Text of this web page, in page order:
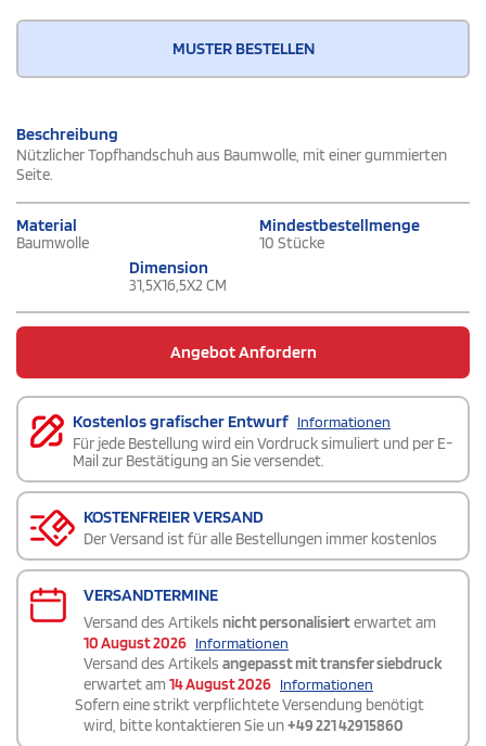
MUSTER BESTELLEN
Beschreibung
Nützlicher Topfhandschuh aus Baumwolle, mit einer gummierten
Seite.
Material
Baumwolle
Mindestbestellmenge
10 Stücke
Dimension
31,5X16,5X2 CM
Angebot Anfordern
Kostenlos grafischer Entwurf Informationen
Für jede Bestellung wird ein Vordruck simuliert und per E-
Mail zur Bestätigung an Sie versendet.
KOSTENFREIER VERSAND
Der Versand ist für alle Bestellungen immer kostenlos
VERSANDTERMINE
Versand des Artikels nicht personalisierterwartet am
10 August 2026 Informationen
Versand des Artikels angepasst mit transfer siebdruck
erwartet am 14 August 2026 Informationen
Sofern eine strikt verpflichtete Versendung benötigt
wird, bitte kontaktieren Sie un+49 221 42915860